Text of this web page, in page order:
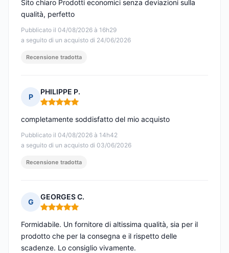
Pubblicato il 04/08/2026 à 16h29
a seguito di un acquisto di 24/06/2026
Sito chiaro Prodotti economici senza deviazioni sulla
qualità, perfetto
Recensione tradotta
P
PHILIPPE P.
Nota: 5 su 5
Pubblicato il 04/08/2026 à 14h42
a seguito di un acquisto di 03/06/2026
completamente soddisfatto del mio acquisto
Recensione tradotta
G
GEORGES C.
Nota: 5 su 5
Formidabile. Un fornitore di altissima qualità, sia per il
prodotto che per la consegna e il rispetto delle
scadenze. Lo consiglio vivamente.